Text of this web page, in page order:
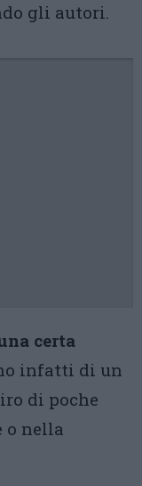
gli autori.
certa
infatti di un
di poche
o nella